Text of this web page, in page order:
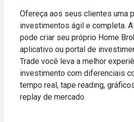
Ofereça aos seus clientes uma
investimentos ágil e completa.
pode criar seu próprio Home
aplicativo ou portal de
Trade você leva a melhor
investimento com diferenciais
tempo real, tape reading,
replay de mercado.